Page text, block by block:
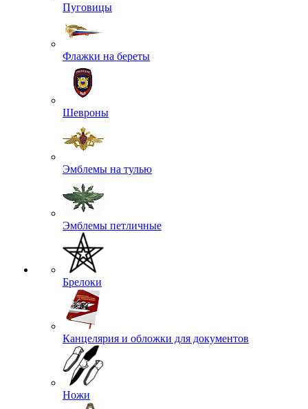
Пуговицы
Флажки на береты
Шевроны
Эмблемы на тулью
Эмблемы петличные
Брелоки
Канцелярия и обложки для документов
Ножи